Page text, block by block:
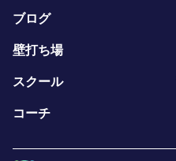
ブログ
壁打ち場
スクール
コーチ